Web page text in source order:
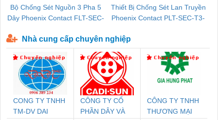
Bộ Chống Sét Nguồn 3 Pha 5
Dây Phoenix Contact FLT-SEC-
Thiết Bị Chống Sét Lan Truyền
Phoenix Contact PLT-SEC-T3-
Nhà cung cấp chuyên nghiệp
CONG TY TNHH
TM-DV DAI
CÔNG TY CỔ
PHẦN DÂY VÀ
CÔNG TY TNHH
THƯƠNG MẠI